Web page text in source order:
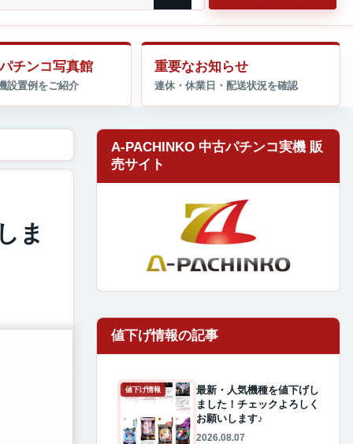
チンコ写真館 重要なお知らせ
ま
A-PACHINKO 中古パチンコ実機 販
売サイト
値下げ情報
最新・人気機種を値下げし
ました！チェックよろしく
お願いします♪
2026.08.07